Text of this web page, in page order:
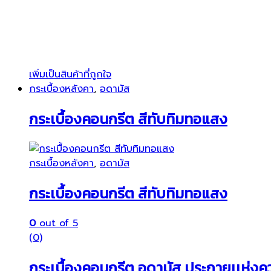
เพิ่มเป็นสินค้าที่ถูกใจ
กระเบื้องหลังคา, อดามัส
กระเบื้องคอนกรีต สีทับทิมทอแสง
กระเบื้องหลังคา, อดามัส
กระเบื้องคอนกรีต สีทับทิมทอแสง
0out of 5
(0)